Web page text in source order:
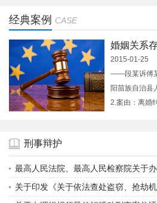
经典案例 CASE
婚姻关系
2015-01-25
——段某诉傅
阳苗族自治县
2.案由：离婚
刑事辩护
最高人民法院、最高人民检察院关于
事案件具体应用法律若干问题的解释
关于印发《关于依法查处盗窃、抢劫